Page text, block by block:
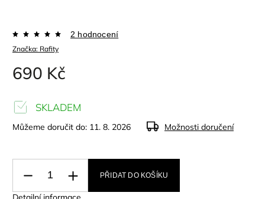
Značka: Rafity
2 hodnocení
690 Kč
SKLADEM
Můžeme doručit do: 11. 8. 2026 Možnosti doručení
PŘIDAT DO KOŠÍKU